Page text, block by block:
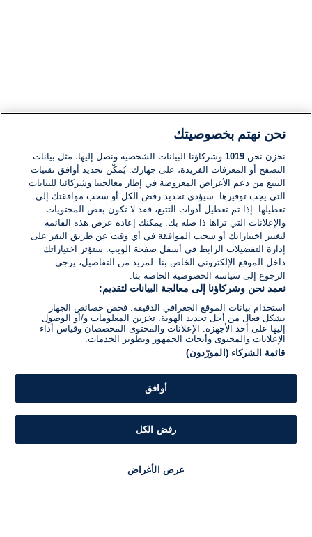
نحن نهتم بخصوصيتك
نخزن نحن1019 وشركاؤنا البيانات الشخصية ونصل إليها، مثل بيانات
التصفح أو المعرفات الفريدة، على جهازك. يُمكّن تحديد أوافق تقنيات
التتبع من دعم الأغراض المعروضة في إطار معالجتنا وشركائنا للبيانات
التي يجب توفيرها. سيؤدي تحديد رفض الكل أو سحب موافقتك إلى
تعطيلها. إذا تم تعطيل أدوات التتبع، فقد لا تكون بعض المحتويات
والإعلانات التي تراها ذا صلة بك. يمكنك إعادة عرض هذه القائمة
لتغيير اختياراتك أو سحب الموافقة في أي وقت عن طريق النقر على
إدارة التفضيلات الرابط في أسفل صفحة الويب. ستؤثر اختياراتك
داخل الموقع الإلكتروني الخاص بنا. لمزيد من التفاصيل، يرجى
الرجوع إلى سياسة الخصوصية الخاصة بنا.
نعمد نحن وشركاؤنا إلى معالجة البيانات لتقديم:
استخدام بيانات الموقع الجغرافي الدقيقة. فحص خصائص الجهاز
بشكل فعال من أجل تحديد الهوية. تخزين المعلومات و/أو الوصول
إليها على أحد الأجهزة. الإعلانات والمحتوى المخصصان وقياس أداء
الإعلانات والمحتوى وأبحاث الجمهور وتطوير الخدمات.
قائمة الشركاء (المورّدون)
أوافق
رفض الكل
عرض الأغراض